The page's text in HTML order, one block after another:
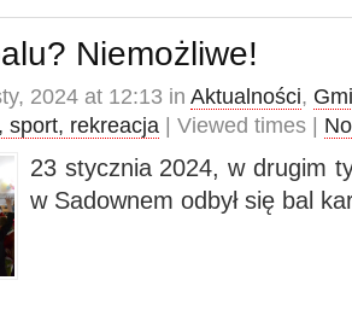
Niemożliwe!
2024 at 12:13 in Aktualności,
sport, rekreacja | Viewed times |
23 stycznia 2024, w drugim
w Sadownem odbył się bal